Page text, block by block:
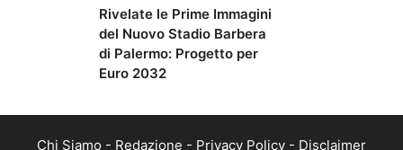
Rivelate le Prime Immagini
del Nuovo Stadio Barbera
di Palermo: Progetto per
Euro 2032
Chi Siamo - Redazione - Privacy Policy - Disclaimer